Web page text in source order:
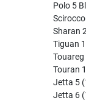
Polo 5
Sharan
Tiguan
Touran
Jetta 5
Jetta 6